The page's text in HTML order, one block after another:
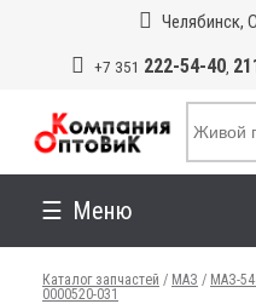
Челябинск,
+7 351 222-54-40,
Меню
Каталог запчастей / МАЗ / МАЗ-
0000520-031